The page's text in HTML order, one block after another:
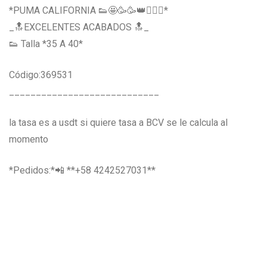
*PUMA CALIFORNIA 👟🤩🥳🥳👑👱🏼‍♀️*
_🔝EXCELENTES ACABADOS 🔝_
👟 Talla *35 A 40*
Código:369531
la tasa es a usdt si quiere tasa a BCV se le calcula al
momento
*Pedidos:*📲 **+58 4242527031**